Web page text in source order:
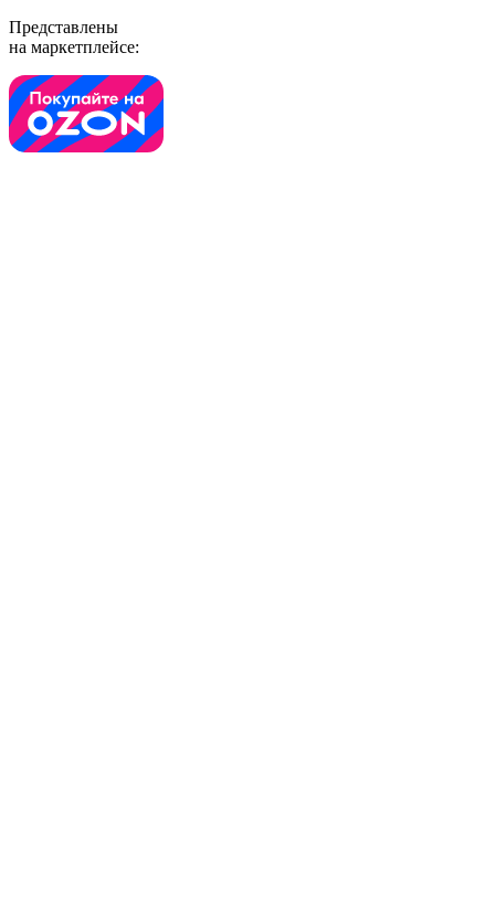
Представлены
на маркетплейсе: